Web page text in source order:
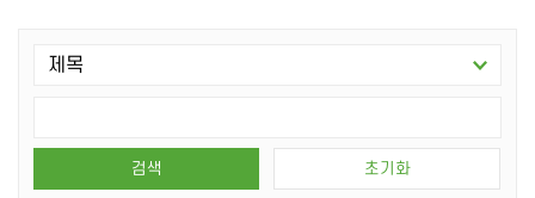
검색 초기화